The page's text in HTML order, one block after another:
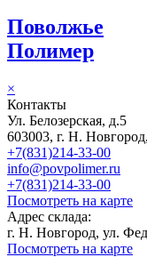
Поволжье
Полимер
×
Контакты
Ул. Белозерская, д.5
603003, г. Н.
+7(831)214-33-00
info@povpolimer.ru
+7(831)214-33-00
Посмотреть на карте
Адрес склада:
г. Н. Новгород, ул.
Посмотреть на карте